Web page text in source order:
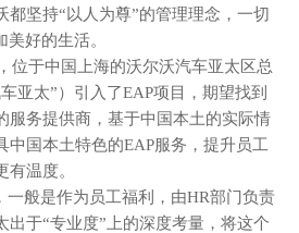
都坚持“以人为尊”的管理理念，一切
美好的生活。
位于中国上海的沃尔沃汽车亚太区总
亚太”）引入了EAP项目，期望找到
服务提供商，基于中国本土的实际情
中国本土特色的EAP服务，提升员工
温度。
一般是作为员工福利，由HR部门负责
出于“专业度”上的深度考量，将这个